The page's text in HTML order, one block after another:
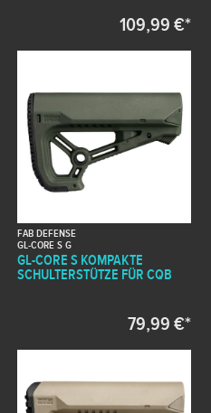
109,99 €*
FAB DEFENSE
GL-CORE S G
GL-CORE S KOMPAKTE
SCHULTERSTÜTZE FÜR CQB
79,99 €*